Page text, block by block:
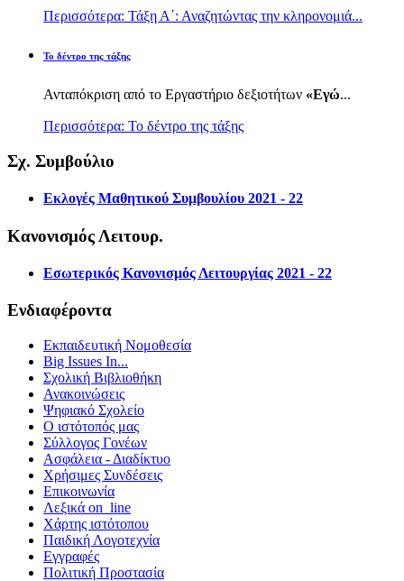
Περισσότερα: Τάξη Α΄: Αναζητώντας την κληρονομιά...
Το δέντρο της τάξης
Ανταπόκριση από το Εργαστήριο δεξιοτήτων «Εγώ...
Περισσότερα: Το δέντρο της τάξης
Σχ. Συμβούλιο
Εκλογές Μαθητικού Συμβουλίου 2021 - 22
Κανονισμός Λειτουρ.
Εσωτερικός Κανονισμός Λειτουργίας 2021 - 22
Ενδιαφέροντα
Εκπαιδευτική Νομοθεσία
Big Issues In...
Σχολική Βιβλιοθήκη
Ανακοινώσεις
Ψηφιακό Σχολείο
Ο ιστότοπός μας
Σύλλογος Γονέων
Ασφάλεια - Διαδίκτυο
Χρήσιμες Συνδέσεις
Επικοινωνία
Λεξικά on_line
Χάρτης ιστότοπου
Παιδική Λογοτεχνία
Εγγραφές
Πολιτική Προστασία